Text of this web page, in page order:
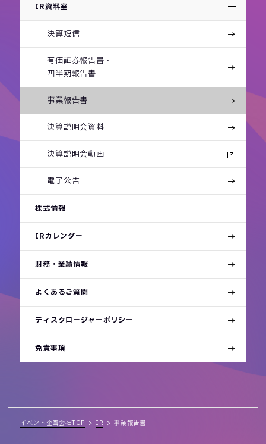
IR資料室
決算短信
有価証券報告書・
四半期報告書
事業報告書
決算説明会資料
決算説明会動画
電子公告
株式情報
IRカレンダー
財務・業績情報
よくあるご質問
ディスクロージャーポリシー
免責事項
イベント企画会社TOP IR 事業報告書